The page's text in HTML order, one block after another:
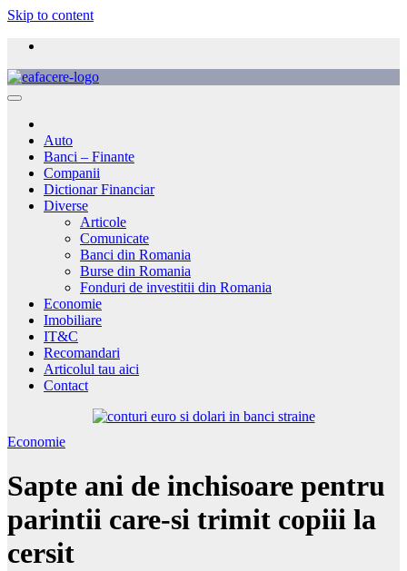
Skip to content
Auto
Banci – Finante
Companii
Dictionar Financiar
Diverse
Articole
Comunicate
Banci din Romania
Burse din Romania
Fonduri de investitii din Romania
Economie
Imobiliare
IT&C
Recomandari
Articolul tau aici
Contact
Economie
Sapte ani de inchisoare pentru
parintii care-si trimit copiii la
cersit